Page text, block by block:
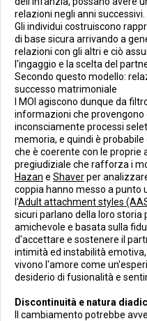
relazioni negli anni successivi.
Gli individui costruiscono
di base sicura arrivando a
relazioni con gli altri e ciò
l'ingaggio e la scelta del
Secondo questo modello:
successo matrimoniale
I MOI agiscono dunque da
informazioni che
inconsciamente processi
memoria, e quindi è
che è coerente con le
pregiudiziale che rafforza i
Hazan e Shaverper
coppia hanno messo a
l'Adult attachment styles
sicuri parlano della loro
amichevole e basata sulla
d'accettare e sostenere il
intimità ed instabilità
vivono l'amore come
desiderio di fusionalità e
Discontinuità e natura
Il cambiamento potrebbe